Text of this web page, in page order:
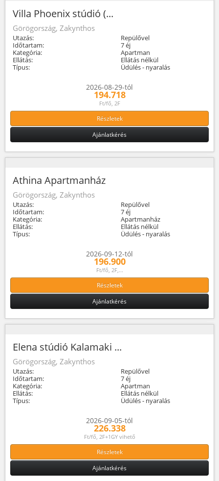
Villa Phoenix stúdió (...
Görögország, Zakynthos
Utazás:
Repülővel
Időtartam:
7 éj
Kategória:
Apartman
Ellátás:
Ellátás nélkül
Típus:
Üdülés - nyaralás
2026-08-29-tól
194.718
Ft/fő, 2F
Részletek
Ajánlatkérés
Athina Apartmanház
Görögország, Zakynthos
Utazás:
Repülővel
Időtartam:
7 éj
Kategória:
Apartmanház
Ellátás:
Ellátás nélkül
Típus:
Üdülés - nyaralás
2026-09-12-tól
196.900
Ft/fő, 2F,...
Részletek
Ajánlatkérés
Elena stúdió Kalamaki ...
Görögország, Zakynthos
Utazás:
Repülővel
Időtartam:
7 éj
Kategória:
Apartman
Ellátás:
Ellátás nélkül
Típus:
Üdülés - nyaralás
2026-09-05-tól
226.338
Ft/fő, 2F+1GY vihető
Részletek
Ajánlatkérés